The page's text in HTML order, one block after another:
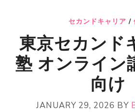
セカンドキャリア /
東京セカンド
塾 オンライン
向け
JANUARY 29, 2026 BY